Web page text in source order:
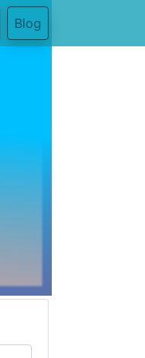
(current)
Blog